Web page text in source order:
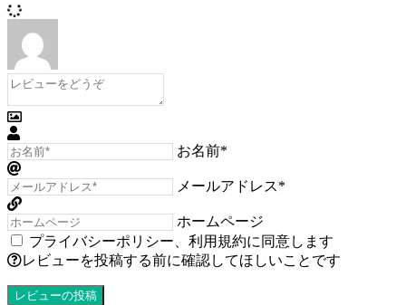
お名前*
メールアドレス*
ホームページ
プライバシーポリシー
利用規約に同意します
レビューを投稿する前に確認してほしいことです